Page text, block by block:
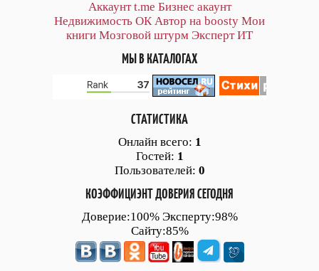
Аккаунт t.me Бизнес акаунт
Недвижимость ОК Автор на boosty Мои
книги Мозговой штурм Эксперт ИТ
МЫ В КАТАЛОГАХ
СТАТИСТИКА
Онлайн всего: 1
Гостей: 1
Пользователей: 0
КОЭФФИЦИЭНТ ДОВЕРИЯ СЕГОДНЯ
Доверие:100% Эксперту:98%
Сайту:85%